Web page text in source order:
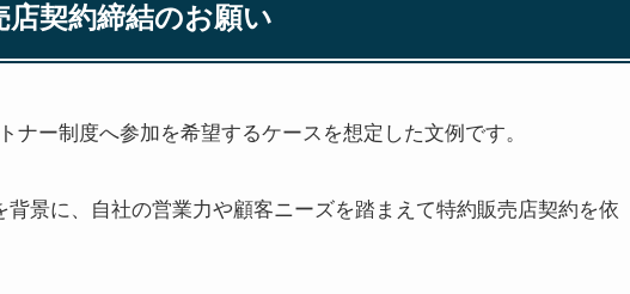
契約締結のお願い
ナー制度へ参加を希望するケースを想定した文例です。
景に、自社の営業力や顧客ニーズを踏まえて特約販売店契約を依